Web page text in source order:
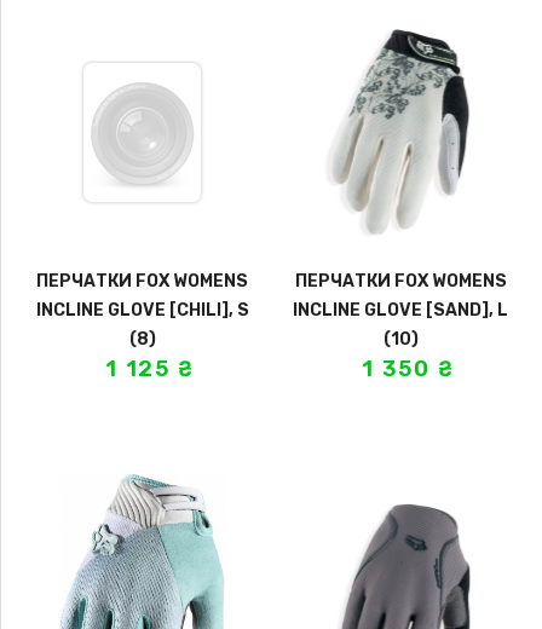
ПЕРЧАТКИ FOX WOMENS
INCLINE GLOVE [CHILI], S
(8)
1 125 ₴
ПЕРЧАТКИ FOX WOMENS
INCLINE GLOVE [SAND], L
(10)
1 350 ₴